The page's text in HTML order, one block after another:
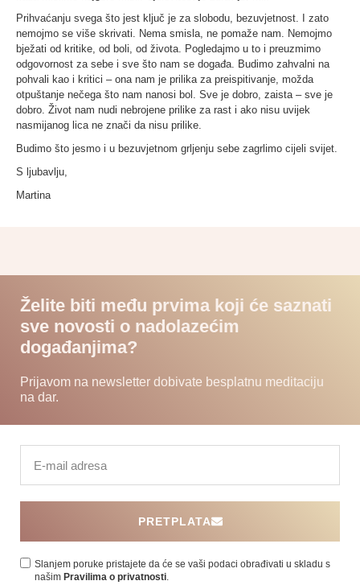
Prihvaćanju svega što jest ključ je za slobodu, bezuvjetnost. I zato
nemojmo se više skrivati. Nema smisla, ne pomaže nam. Nemojmo
bježati od kritike, od boli, od života. Pogledajmo u to i preuzmimo
odgovornost za sebe i sve što nam se događa. Budimo zahvalni na
pohvali kao i kritici – ona nam je prilika za preispitivanje, možda
otpuštanje nečega što nam nanosi bol. Sve je dobro, zaista – sve je
dobro. Život nam nudi nebrojene prilike za rast i ako nisu uvijek
nasmijanog lica ne znači da nisu prilike.
Budimo što jesmo i u bezuvjetnom grljenju sebe zagrlimo cijeli svijet.
S ljubavlju,
Martina
Želite biti među prvima koji će saznati
sve novosti o nadolazećim
događanjima?
Prijavom na newsletter dobivate besplatnu meditaciju
na dar.
Slanjem poruke pristajete da će se vaši podaci obrađivati ​​u skladu s
našim Pravilima o privatnosti.
PRETPLATA